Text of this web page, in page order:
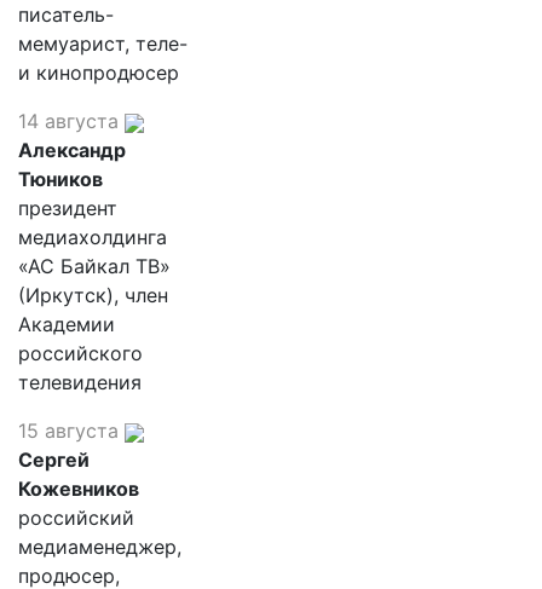
писатель-
мемуарист, теле-
и кинопродюсер
14 августа
Александр
Тюников
президент
медиахолдинга
«АС Байкал ТВ»
(Иркутск), член
Академии
российского
телевидения
15 августа
Сергей
Кожевников
российский
медиаменеджер,
продюсер,